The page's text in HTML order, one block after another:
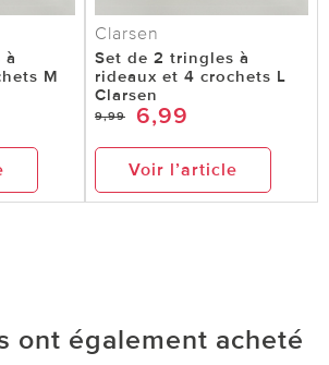
à
M
Clarsen
Set de 2 tringles à
rideaux et 4 crochets L
Clarsen
9,99 6,99
Voir l’article
ont également acheté